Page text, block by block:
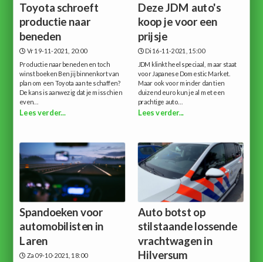
Toyota schroeft
productie naar
beneden
Vr 19-11-2021, 20:00
Productie naar beneden en toch
winst boeken Ben jij binnenkort van
plan om een Toyota aan te schaffen?
De kans is aanwezig dat je misschien
even...
Lees verder...
Deze JDM auto's
koop je voor een
prijsje
Di 16-11-2021, 15:00
JDM klinkt heel speciaal, maar staat
voor Japanese Domestic Market.
Maar ook voor minder dan tien
duizend euro kun je al met een
prachtige auto...
Lees verder...
Spandoeken voor
automobilisten in
Laren
Za 09-10-2021, 18:00
Auto botst op
stilstaande lossende
vrachtwagen in
Hilversum